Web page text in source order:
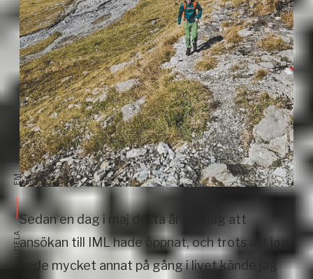
Sedan en dag i maj detta år såg jag att
ansökan till IML hade öppnat, och trots att jag
hade mycket annat på gång i livet kände jag
DELA
EM
FB
X
LI